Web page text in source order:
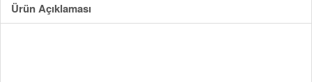
Ürün Açıklaması